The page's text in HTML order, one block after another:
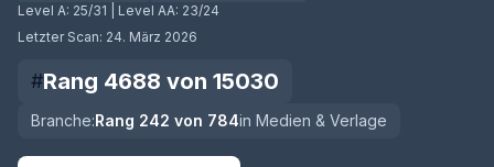
Level A: 25/31 | Level AA: 23/24
Letzter Scan: 24. März 2026
#Rang 4688 von 15030
Branche:Rang 242 von 784in Medien & Verlage